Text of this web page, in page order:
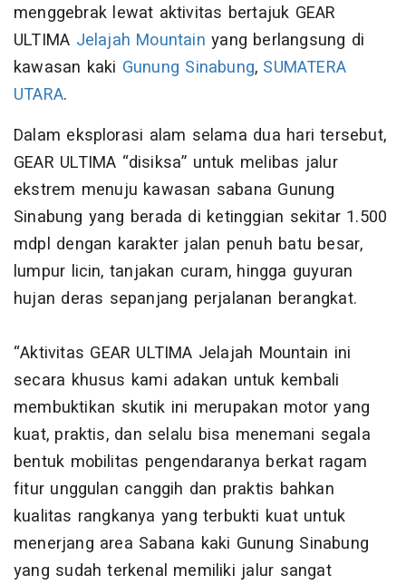
menggebrak lewat aktivitas bertajuk GEAR
ULTIMA Jelajah Mountain yang berlangsung di
kawasan kaki Gunung Sinabung, SUMATERA
UTARA.
Dalam eksplorasi alam selama dua hari tersebut,
GEAR ULTIMA “disiksa” untuk melibas jalur
ekstrem menuju kawasan sabana Gunung
Sinabung yang berada di ketinggian sekitar 1.500
mdpl dengan karakter jalan penuh batu besar,
lumpur licin, tanjakan curam, hingga guyuran
hujan deras sepanjang perjalanan berangkat.
“Aktivitas GEAR ULTIMA Jelajah Mountain ini
secara khusus kami adakan untuk kembali
membuktikan skutik ini merupakan motor yang
kuat, praktis, dan selalu bisa menemani segala
bentuk mobilitas pengendaranya berkat ragam
fitur unggulan canggih dan praktis bahkan
kualitas rangkanya yang terbukti kuat untuk
menerjang area Sabana kaki Gunung Sinabung
yang sudah terkenal memiliki jalur sangat